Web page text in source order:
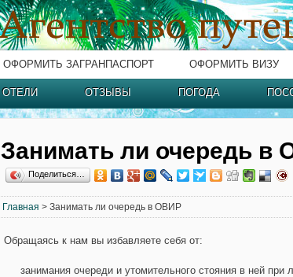
ОФОРМИТЬ ЗАГРАНПАСПОРТ ОФОРМИТЬ ВИЗУ
ОТЕЛИ ОТЗЫВЫ ПОГОДА
Занимать ли очередь в
Поделиться…
Главная > Занимать ли очередь в ОВИР
Обращаясь к нам вы избавляете себя от:
занимания очереди и утомительного стояния в ней при